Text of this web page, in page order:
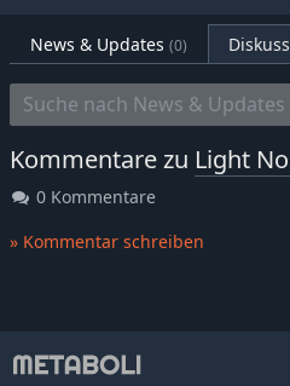
News & Updates (0)
Kommentare zu Light
0 Kommentare
» Kommentar schreiben